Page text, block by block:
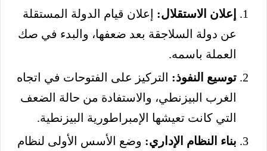
إعلان الاستقلال: إعلان قيام الدولة المستقلة
عن دولة السلاجقة بعد ضعفها، والبدء في صك
العملة باسمه.
توسيع النفوذ: التركيز على الفتوحات في اتجاه
الغرب البيزنطي، والاستفادة من حالة الضعف
التي كانت تعيشها الإمبراطورية البيزنطية.
بناء النظام الإداري: وضع الأسس الأولى لنظام